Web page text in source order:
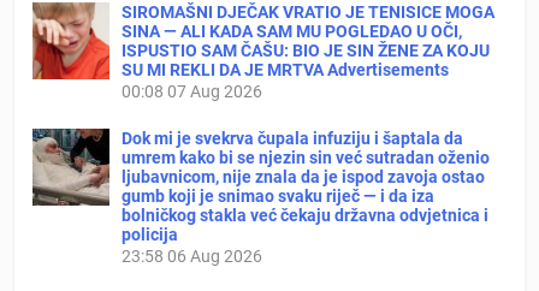
SIROMAŠNI DJEČAK VRATIO JE TENISICE MOGA
SINA — ALI KADA SAM MU POGLEDAO U OČI,
ISPUSTIO SAM ČAŠU: BIO JE SIN ŽENE ZA KOJU
SU MI REKLI DA JE MRTVA Advertisements
00:08 07 Aug 2026
Dok mi je svekrva čupala infuziju i šaptala da
umrem kako bi se njezin sin već sutradan oženio
ljubavnicom, nije znala da je ispod zavoja ostao
gumb koji je snimao svaku riječ — i da iza
bolničkog stakla već čekaju državna odvjetnica i
policija
23:58 06 Aug 2026